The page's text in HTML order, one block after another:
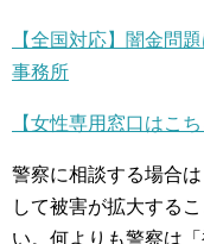
【全国対応】闇金問
事務所
【女性専用窓口はこ
警察に相談する場合
して被害が拡大する
い。何よりも警察は